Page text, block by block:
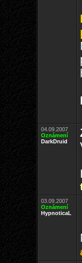
04.09.2007
Oznámení
DarkDruid
03.09.2007
Oznámení
HypnoticaL